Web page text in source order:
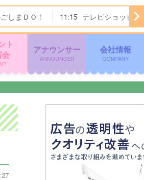
しまＤＯ！ 11:15 テレビショッピング
ト
アナウンサー
ANNOUNCER
会社情報
COMPANY